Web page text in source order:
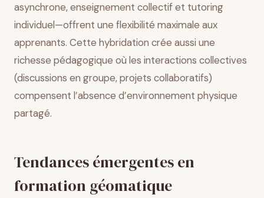
asynchrone, enseignement collectif et tutoring
individuel—offrent une flexibilité maximale aux
apprenants. Cette hybridation crée aussi une
richesse pédagogique où les interactions collectives
(discussions en groupe, projets collaboratifs)
compensent l’absence d’environnement physique
partagé.
Tendances émergentes en
formation géomatique